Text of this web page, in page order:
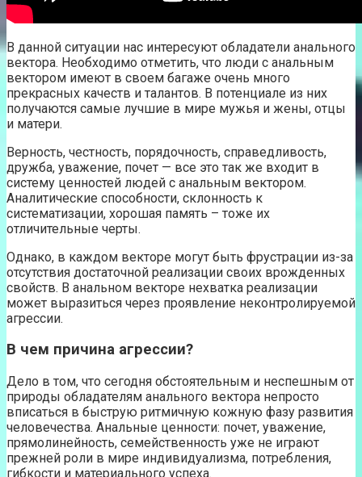
В данной ситуации нас интересуют обладатели анального
вектора. Необходимо отметить, что люди с анальным
вектором имеют в своем багаже очень много
прекрасных качеств и талантов. В потенциале из них
получаются самые лучшие в мире мужья и жены, отцы
и матери.
Верность, честность, порядочность, справедливость,
дружба, уважение, почет — все это так же входит в
систему ценностей людей с анальным вектором.
Аналитические способности, склонность к
систематизации, хорошая память – тоже их
отличительные черты.
Однако, в каждом векторе могут быть фрустрации из-за
отсутствия достаточной реализации своих врожденных
свойств. В анальном векторе нехватка реализации
может выразиться через проявление неконтролируемой
агрессии.
В чем причина агрессии?
Дело в том, что сегодня обстоятельным и неспешным от
природы обладателям анального вектора непросто
вписаться в быструю ритмичную кожную фазу развития
человечества. Анальные ценности: почет, уважение,
прямолинейность, семейственность уже не играют
прежней роли в мире индивидуализма, потребления,
гибкости и материального успеха.